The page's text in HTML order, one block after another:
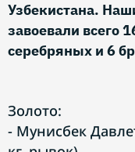
Узбекистана.
завоевали всего
серебряных и 6
Золото:
- Мунисбек